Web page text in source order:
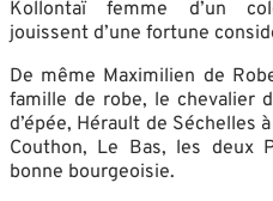
Kollontaï femme d’un
jouissent d’une fortune
De même Maximilien de
famille de robe, le chevalier
d’épée, Hérault de Séchelles
Couthon, Le Bas, les deux
bonne bourgeoisie.